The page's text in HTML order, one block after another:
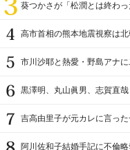
葵つかさが「松潤とは終わっ
高市首相の熊本地震視察は
市川沙耶と熱愛・野島アナ
黒澤明、丸山眞男、志賀直
吉高由里子が元カレに言っ
阿川佐和子結婚手記に不倫略